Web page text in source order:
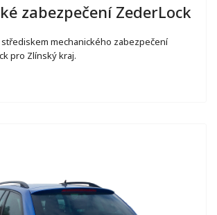
zabezpečení ZederLock
střediskem mechanického zabezpečení
pro Zlínský kraj.